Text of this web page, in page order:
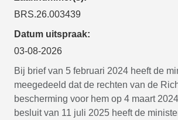
BRS.26.003439
Datum uitspraak:
03-08-2026
Bij brief van 5 februari 2024 heeft de
meegedeeld dat de rechten van de
bescherming voor hem op 4 maart
besluit van 11 juli 2025 heeft de